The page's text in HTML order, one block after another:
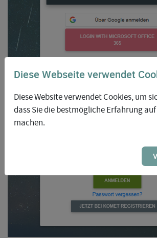
Diese Webseite verwendet
Diese Website verwendet Cookies, um
dass Sie die bestmögliche Erfahrung
machen.